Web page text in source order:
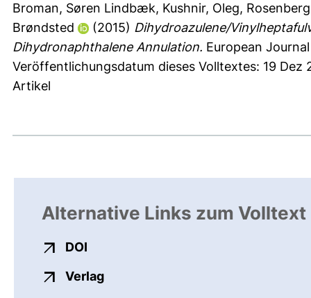
Broman, Søren Lindbæk, Kushnir, Oleg,
Brøndsted
(2015) Dihydroazulene/
Dihydronaphthalene Annulation. European
Veröffentlichungsdatum dieses Volltextes: 19 Dez
Artikel
Alternative Links zum Volltext
DOI
Verlagexterner Link, öffnet neues